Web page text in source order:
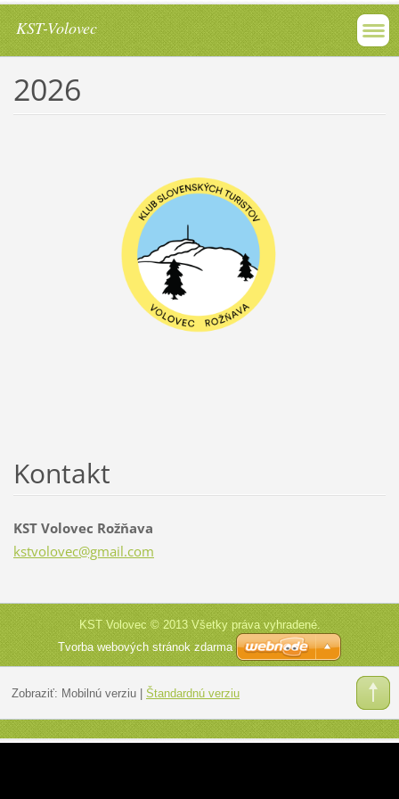
KST-Volovec
2026
Kontakt
KST Volovec Rožňava
kstvolovec@gmail.com
KST Volovec © 2013 Všetky práva vyhradené.
Tvorba webových stránok zdarma
Zobraziť: Mobilnú verziu| Štandardnú verziu